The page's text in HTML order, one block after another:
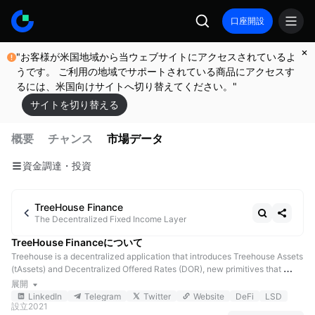
口座開設
"お客様が米国地域から当ウェブサイトにアクセスされているよ
うです。 ご利用の地域でサポートされている商品にアクセスす
るには、米国向けサイトへ切り替えてください。"
サイトを切り替える
概要 チャンス 市場データ
資金調達・投資
TreeHouse Finance
The Decentralized Fixed Income Layer
TreeHouse Financeについて
Treehouse is a decentralized application that introduces Treehouse Assets
(tAssets) and Decentralized Offered Rates (DOR), new primitives that
enable fixed income products in digital assets. Users who deposit ETH or
liquid staking tokens (LST) into the protocol receive tETH and contribute
to the convergence of fragmented on-chain ETH rates. Previously,
展開
LinkedIn
Telegram Twitter Website DeFi
LSD
設立2021